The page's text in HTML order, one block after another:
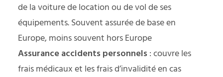
de la voiture de location ou de vol de ses
équipements. Souvent assurée de base en
Europe, moins souvent hors Europe
Assurance accidents personnels: couvre les
frais médicaux et les frais d’invalidité en cas